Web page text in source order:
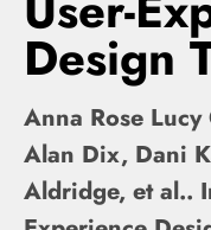
Design
Anna Rose
Alan Dix, Dani
Aldridge, et al..